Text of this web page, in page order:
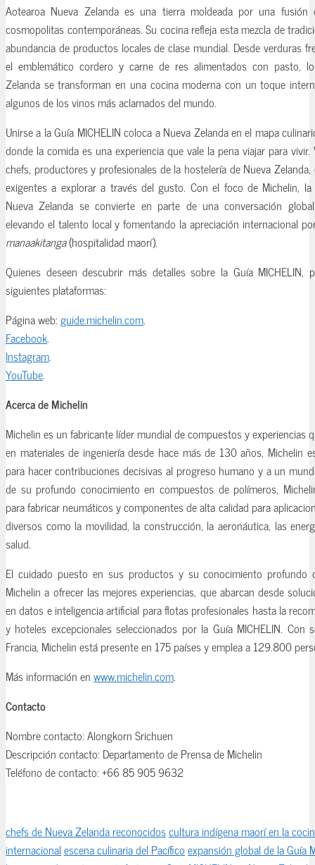
Aotearoa Nueva Zelanda es una tierra moldeada por una
cosmopolitas contemporáneas. Su cocina refleja esta mezcla de
abundancia de productos locales de clase mundial. Desde verduras
el emblemático cordero y carne de res alimentados con pasto,
Zelanda se transforman en una cocina moderna con un toque
algunos de los vinos más aclamados del mundo.
Unirse a la Guía MICHELIN coloca a Nueva Zelanda en el mapa
donde la comida es una experiencia que vale la pena viajar para vivir.
chefs, productores y profesionales de la hostelería de Nueva
exigentes a explorar a través del gusto. Con el foco de Michelin,
Nueva Zelanda se convierte en parte de una conversación
elevando el talento local y fomentando la apreciación internacional
manaakitanga(hospitalidad maorí).
Quienes deseen descubrir más detalles sobre la Guía MICHELIN,
siguientes plataformas:
Página web:guide.michelin.com.
Facebook.
Instagram.
YouTube.
Acerca de Michelin
Michelin es un fabricante líder mundial de compuestos y experiencias
en materiales de ingeniería desde hace más de 130 años, Michelin
para hacer contribuciones decisivas al progreso humano y a un
de su profundo conocimiento en compuestos de polímeros,
para fabricar neumáticos y componentes de alta calidad para
diversos como la movilidad, la construcción, la aeronáutica, las
salud.
El cuidado puesto en sus productos y su conocimiento profundo
Michelin a ofrecer las mejores experiencias, que abarcan desde
en datos e inteligencia artificial para flotas profesionales hasta la
y hoteles excepcionales seleccionados por la Guía MICHELIN. Con
Francia, Michelin está presente en 175 países y emplea a 129.800
Más información enwww.michelin.com.
Contacto
Nombre contacto: Alongkorn Srichuen
Descripción contacto: Departamento de Prensa de Michelin
Teléfono de contacto: +66 85 905 9632
chefs de Nueva Zelanda reconocidoscultura indígena maorí en la
internacionalescena culinaria del Pacíficoexpansión global de la Guía